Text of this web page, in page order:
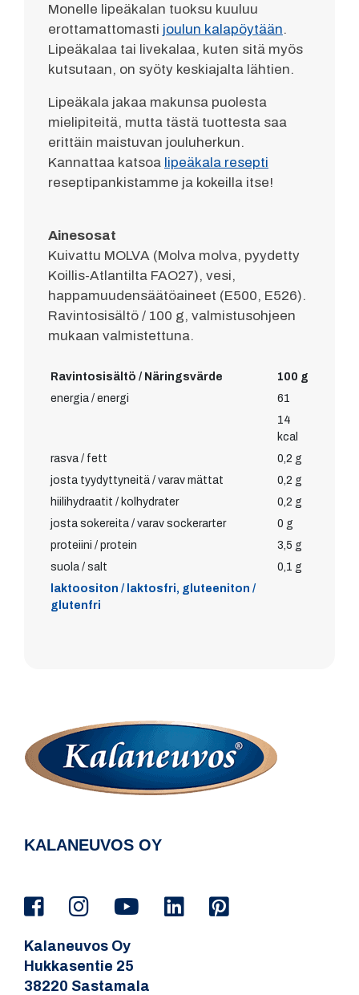
Monelle lipeäkalan tuoksu kuuluu
erottamattomasti joulun kalapöytään.
Lipeäkalaa tai livekalaa, kuten sitä myös
kutsutaan, on syöty keskiajalta lähtien.
Lipeäkala jakaa makunsa puolesta
mielipiteitä, mutta tästä tuottesta saa
erittäin maistuvan jouluherkun.
Kannattaa katsoa lipeäkala resepti
reseptipankistamme ja kokeilla itse!
Ainesosat
Kuivattu MOLVA (Molva molva, pyydetty
Koillis-Atlantilta FAO27), vesi,
happamuudensäätöaineet (E500, E526).
Ravintosisältö / 100 g, valmistusohjeen
mukaan valmistettuna.
Ravintosisältö / Näringsvärde
100 g
energia / energi
61
14
kcal
rasva / fett
0,2 g
josta tyydyttyneitä / varav mättat
0,2 g
hiilihydraatit / kolhydrater
0,2 g
josta sokereita / varav sockerarter
0 g
proteiini / protein
3,5 g
suola / salt
0,1 g
laktoositon / laktosfri, gluteeniton /
glutenfri
KALANEUVOS OY
Kalaneuvos Oy
Hukkasentie 25
38220 Sastamala